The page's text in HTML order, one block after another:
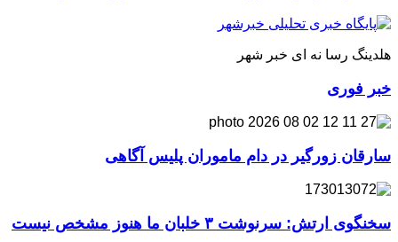
هلدینگ رسا نه ای خبر شهر
خبر فوری
سارقان زورگیر در دام ماموران پلیس آگاهی
سخنگوی ارتش: سرنوشت ۳ خلبان ما هنوز مشخص نیست